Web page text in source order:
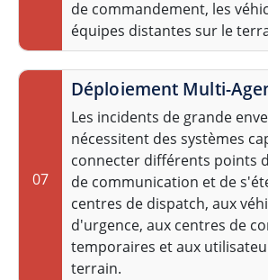
de commandement, les
équipes distantes sur le
07
Déploiement Multi-
Les incidents de grande
nécessitent des systèmes
connecter différents points
de communication et de
centres de dispatch, aux
d'urgence, aux centres de
temporaires et aux
terrain.